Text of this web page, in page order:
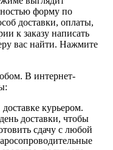
форму по
доставки, оплаты,
к заказу написать
вас найти. Нажмите
В интернет-
курьером.
доставки, чтобы
сдачу с любой